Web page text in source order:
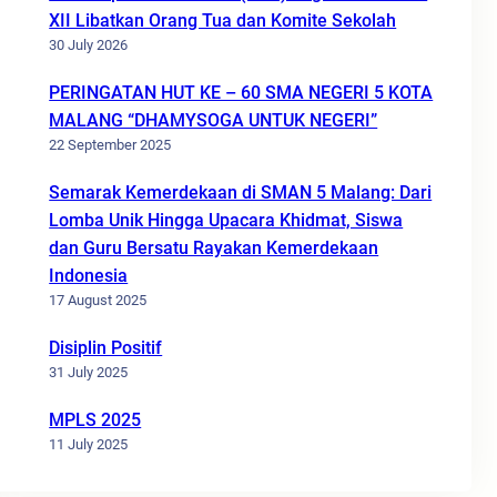
XII Libatkan Orang Tua dan Komite Sekolah
30 July 2026
PERINGATAN HUT KE – 60 SMA NEGERI 5 KOTA
MALANG “DHAMYSOGA UNTUK NEGERI”
22 September 2025
Semarak Kemerdekaan di SMAN 5 Malang: Dari
Lomba Unik Hingga Upacara Khidmat, Siswa
dan Guru Bersatu Rayakan Kemerdekaan
Indonesia
17 August 2025
Disiplin Positif
31 July 2025
MPLS 2025
11 July 2025